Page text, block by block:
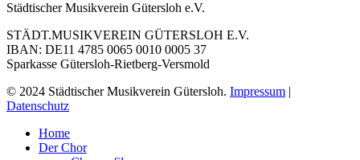
Städtischer Musikverein Gütersloh e.V.
STÄDT.MUSIKVEREIN GÜTERSLOH E.V.
IBAN: DE11 4785 0065 0010 0005 37
Sparkasse Gütersloh-Rietberg-Versmold
© 2024 Städtischer Musikverein Gütersloh. Impressum |
Datenschutz
Close
Menu
Home
Der Chor